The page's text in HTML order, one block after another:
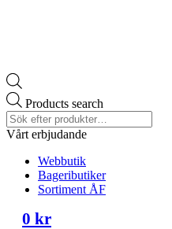
Products search
Vårt erbjudande
Webbutik
Bageributiker
Sortiment ÅF
0 kr